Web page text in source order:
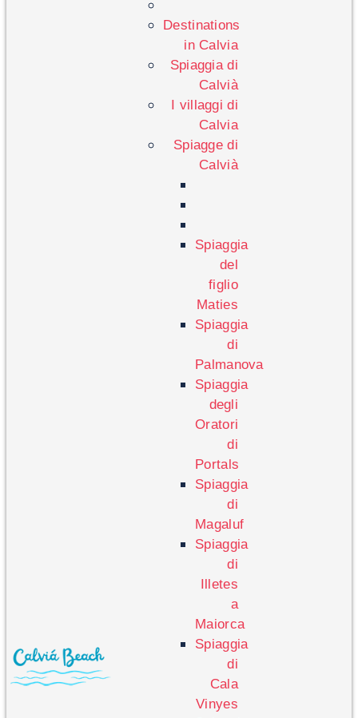
Destinations
in Calvia
Spiaggia di
Calvià
I villaggi di
Calvia
Spiagge di
Calvià
Spiaggia
del
figlio
Maties
Spiaggia
di
Palmanova
Spiaggia
degli
Oratori
di
Portals
Spiaggia
di
Magaluf
Spiaggia
di
Illetes
a
Maiorca
Spiaggia
di
Cala
Vinyes